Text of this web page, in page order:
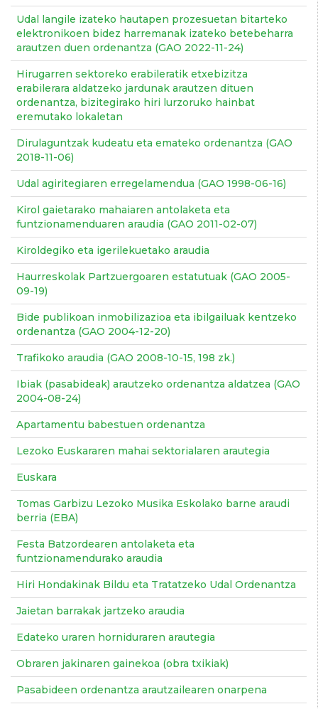
Udal langile izateko hautapen prozesuetan bitarteko
elektronikoen bidez harremanak izateko betebeharra
arautzen duen ordenantza (GAO 2022-11-24)
Hirugarren sektoreko erabileratik etxebizitza
erabilerara aldatzeko jardunak arautzen dituen
ordenantza, bizitegirako hiri lurzoruko hainbat
eremutako lokaletan
Dirulaguntzak kudeatu eta emateko ordenantza (GAO
2018-11-06)
Udal agiritegiaren erregelamendua (GAO 1998-06-16)
Kirol gaietarako mahaiaren antolaketa eta
funtzionamenduaren araudia (GAO 2011-02-07)
Kiroldegiko eta igerilekuetako araudia
Haurreskolak Partzuergoaren estatutuak (GAO 2005-
09-19)
Bide publikoan inmobilizazioa eta ibilgailuak kentzeko
ordenantza (GAO 2004-12-20)
Trafikoko araudia (GAO 2008-10-15, 198 zk.)
Ibiak (pasabideak) arautzeko ordenantza aldatzea (GAO
2004-08-24)
Apartamentu babestuen ordenantza
Lezoko Euskararen mahai sektorialaren arautegia
Euskara
Tomas Garbizu Lezoko Musika Eskolako barne araudi
berria (EBA)
Festa Batzordearen antolaketa eta
funtzionamendurako araudia
Hiri Hondakinak Bildu eta Tratatzeko Udal Ordenantza
Jaietan barrakak jartzeko araudia
Edateko uraren horniduraren arautegia
Obraren jakinaren gainekoa (obra txikiak)
Pasabideen ordenantza arautzailearen onarpena